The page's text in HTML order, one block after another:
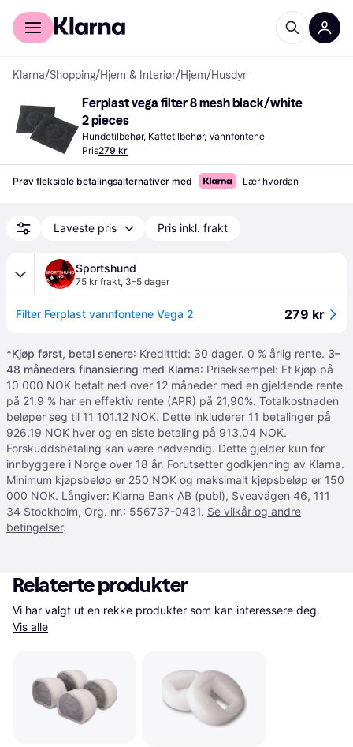
For kunder
Klarna/Shopping/Hjem & Interiør/Hjem/Husdyr
Ferplast vega filter 8 mesh black/white
2 pieces
Hundetilbehør, Kattetilbehør, Vannfontene
Pris279 kr
Prøv fleksible betalingsalternativer med Lær hvordan
Laveste pris Pris inkl. frakt
Sportshund
75 kr frakt, 3–5 dager
Filter Ferplast vannfontene Vega 2 279 kr
*Kjøp først, betal senere: Kreditttid: 30 dager. 0 % årlig rente. 3–
48 måneders finansiering med Klarna: Priseksempel: Et kjøp på
10 000 NOK betalt ned over 12 måneder med en gjeldende rente
på 21.9 % har en effektiv rente (APR) på 21,90%. Totalkostnaden
beløper seg til 11 101.12 NOK. Dette inkluderer 11 betalinger på
926.19 NOK hver og en siste betaling på 913,04 NOK.
Forskuddsbetaling kan være nødvendig. Dette gjelder kun for
innbyggere i Norge over 18 år. Forutsetter godkjenning av Klarna.
Minimum kjøpsbeløp er 250 NOK og maksimalt kjøpsbeløp er 150
000 NOK. Långiver: Klarna Bank AB (publ), Sveavägen 46, 111
34 Stockholm, Org. nr.: 556737-0431. Se vilkår og andre
betingelser.
Relaterte produkter
Vis alle